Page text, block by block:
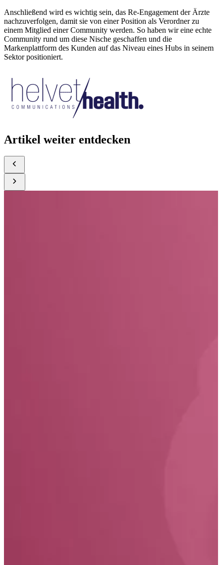
Anschließend wird es wichtig sein, das Re-Engagement der Ärzte
nachzuverfolgen, damit sie von einer Position als Verordner zu
einem Mitglied einer Community werden. So haben wir eine echte
Community rund um diese Nische geschaffen und die
Markenplattform des Kunden auf das Niveau eines Hubs in seinem
Sektor positioniert.
Artikel weiter entdecken